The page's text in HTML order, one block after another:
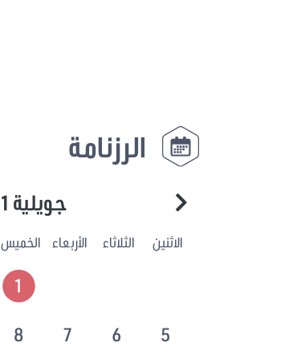
الرزنامة
جويلية 2021
الاثنين الثلاثاء الأربعاء الخميس
1
5
6
7
8